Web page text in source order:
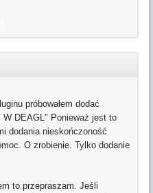
próbowałem dodać
DEAGL" Ponieważ jest to
dodania nieskończoność
O zrobienie. Tylko dodanie
to przepraszam. Jeśli